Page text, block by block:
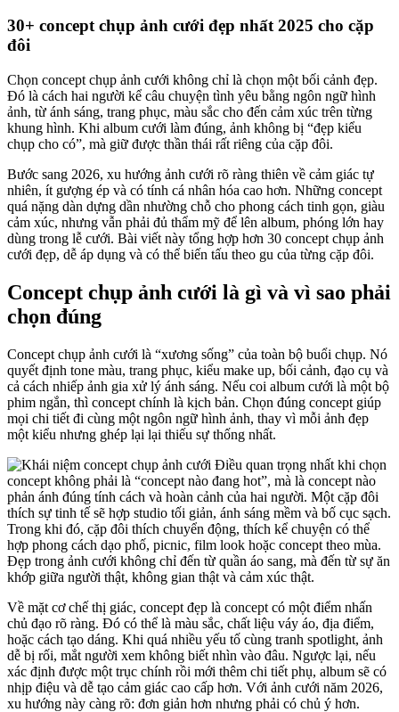
30+ concept chụp ảnh cưới đẹp nhất 2025 cho cặp
đôi
Chọn concept chụp ảnh cưới không chỉ là chọn một bối cảnh đẹp.
Đó là cách hai người kể câu chuyện tình yêu bằng ngôn ngữ hình
ảnh, từ ánh sáng, trang phục, màu sắc cho đến cảm xúc trên từng
khung hình. Khi album cưới làm đúng, ảnh không bị “đẹp kiểu
chụp cho có”, mà giữ được thần thái rất riêng của cặp đôi.
Bước sang 2026, xu hướng ảnh cưới rõ ràng thiên về cảm giác tự
nhiên, ít gượng ép và có tính cá nhân hóa cao hơn. Những concept
quá nặng dàn dựng dần nhường chỗ cho phong cách tinh gọn, giàu
cảm xúc, nhưng vẫn phải đủ thẩm mỹ để lên album, phóng lớn hay
dùng trong lễ cưới. Bài viết này tổng hợp hơn 30 concept chụp ảnh
cưới đẹp, dễ áp dụng và có thể biến tấu theo gu của từng cặp đôi.
Concept chụp ảnh cưới là gì và vì sao phải
chọn đúng
Concept chụp ảnh cưới là “xương sống” của toàn bộ buổi chụp. Nó
quyết định tone màu, trang phục, kiểu make up, bối cảnh, đạo cụ và
cả cách nhiếp ảnh gia xử lý ánh sáng. Nếu coi album cưới là một bộ
phim ngắn, thì concept chính là kịch bản. Chọn đúng concept giúp
mọi chi tiết đi cùng một ngôn ngữ hình ảnh, thay vì mỗi ảnh đẹp
một kiểu nhưng ghép lại lại thiếu sự thống nhất.
Điều quan trọng nhất khi chọn
concept không phải là “concept nào đang hot”, mà là concept nào
phản ánh đúng tính cách và hoàn cảnh của hai người. Một cặp đôi
thích sự tinh tế sẽ hợp studio tối giản, ánh sáng mềm và bố cục sạch.
Trong khi đó, cặp đôi thích chuyển động, thích kể chuyện có thể
hợp phong cách dạo phố, picnic, film look hoặc concept theo mùa.
Đẹp trong ảnh cưới không chỉ đến từ quần áo sang, mà đến từ sự ăn
khớp giữa người thật, không gian thật và cảm xúc thật.
Về mặt cơ chế thị giác, concept đẹp là concept có một điểm nhấn
chủ đạo rõ ràng. Đó có thể là màu sắc, chất liệu váy áo, địa điểm,
hoặc cách tạo dáng. Khi quá nhiều yếu tố cùng tranh spotlight, ảnh
dễ bị rối, mắt người xem không biết nhìn vào đâu. Ngược lại, nếu
xác định được một trục chính rồi mới thêm chi tiết phụ, album sẽ có
nhịp điệu và dễ tạo cảm giác cao cấp hơn. Với ảnh cưới năm 2026,
xu hướng này càng rõ: đơn giản hơn nhưng phải có chủ ý hơn.